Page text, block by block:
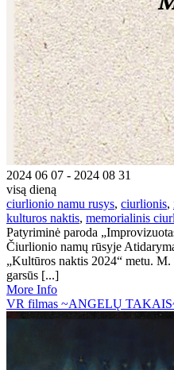
2024 06 07 - 2024 08 31
visą dieną
ciurlionio namu rusys, ciurlionis,
kulturos naktis, memorialinis
Patyriminė paroda
Čiurlionio namų rūsyje
„Kultūros naktis 2024“ metu.
garsūs [...]
More Info
VR filmas ~ANGELŲ